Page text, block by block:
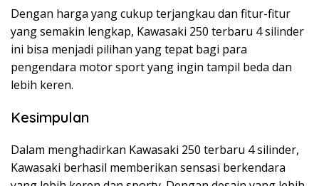
Dengan harga yang cukup terjangkau dan fitur-fitur
yang semakin lengkap, Kawasaki 250 terbaru 4 silinder
ini bisa menjadi pilihan yang tepat bagi para
pengendara motor sport yang ingin tampil beda dan
lebih keren.
Kesimpulan
Dalam menghadirkan Kawasaki 250 terbaru 4 silinder,
Kawasaki berhasil memberikan sensasi berkendara